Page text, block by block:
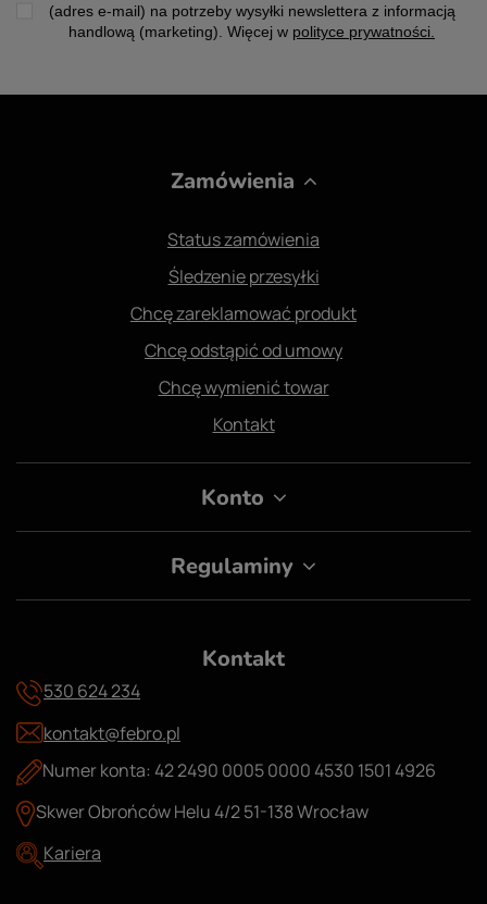
(adres e-mail) na potrzeby wysyłki newslettera z informacją
handlową (marketing). Więcej w polityce prywatności.
Zamówienia
Status zamówienia
Śledzenie przesyłki
Chcę zareklamować produkt
Chcę odstąpić od umowy
Chcę wymienić towar
Kontakt
Konto
Regulaminy
Kontakt
530 624 234
kontakt@febro.pl
Numer konta: 42 2490 0005 0000 4530 1501 4926
Skwer Obrońców Helu 4/2 51-138 Wrocław
Kariera